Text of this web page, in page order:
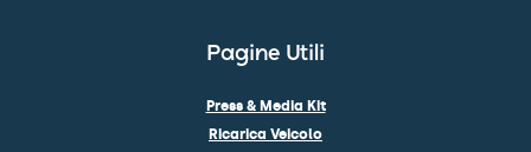
Pagine Utili
Press & Media Kit
Ricarica Veicolo